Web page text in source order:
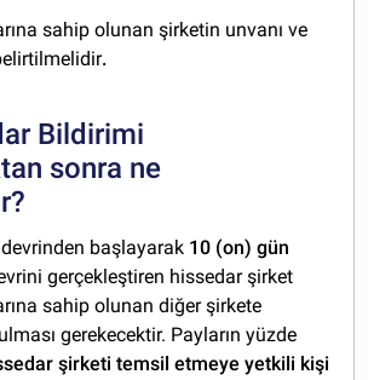
sahip olunan şirketin unvanı ve
.
Bildirimi
sonra ne
başlayarak 10 (on) gün
gerçekleştiren hissedar şirket
sahip olunan diğer şirkete
gerekecektir. Payların yüzde
şirketi temsil etmeye yetkili kişi